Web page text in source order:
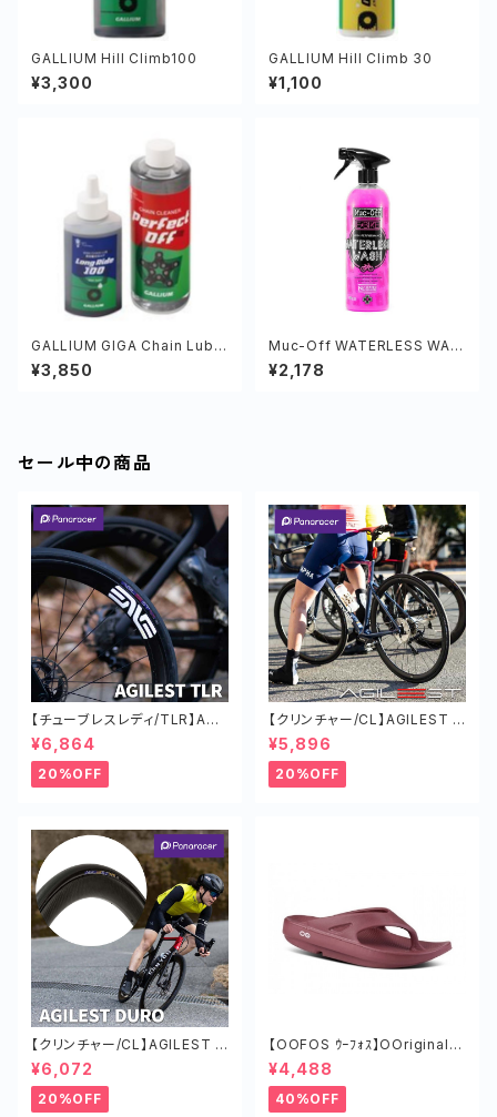
GALLIUM Hill Climb100
¥3,300
GALLIUM Hill Climb 30
¥1,100
GALLIUM GIGA Chain Lube
SET
¥3,850
Muc-Off WATERLESS WAS
H 750ml
¥2,178
セール中の商品
【チューブレスレディ/TLR】AGI
LEST TLR タイヤ オールラウン
ド ロードバイク 軽い
¥6,864
20%OFF
【クリンチャー/CL】AGILEST タ
イヤ オールラウンド ロードバイ
ク 軽い チューブド
¥5,896
20%OFF
【クリンチャー/CL】AGILEST D
URO タイヤ ロードバイク ツー
リング チューブド 軽い
¥6,072
20%OFF
【OOFOS ｳｰﾌｫｽ】OOriginalｳｰ
ｵﾘｼﾞﾅﾙ MARS RED
¥4,488
40%OFF